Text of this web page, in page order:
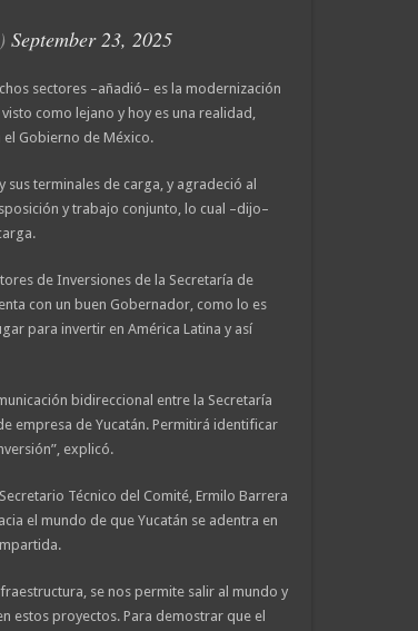
September 23, 2025
sectores –añadió– es la modernización
como lejano y hoy es una realidad,
Gobierno de México.
sus terminales de carga, y agradeció al
y trabajo conjunto, lo cual –dijo–
de Inversiones de la Secretaría de
con un buen Gobernador, como lo es
para invertir en América Latina y así
bidireccional entre la Secretaría
empresa de Yucatán. Permitirá identificar
explicó.
Técnico del Comité, Ermilo Barrera
el mundo de que Yucatán se adentra en
se nos permite salir al mundo y
estos proyectos. Para demostrar que el